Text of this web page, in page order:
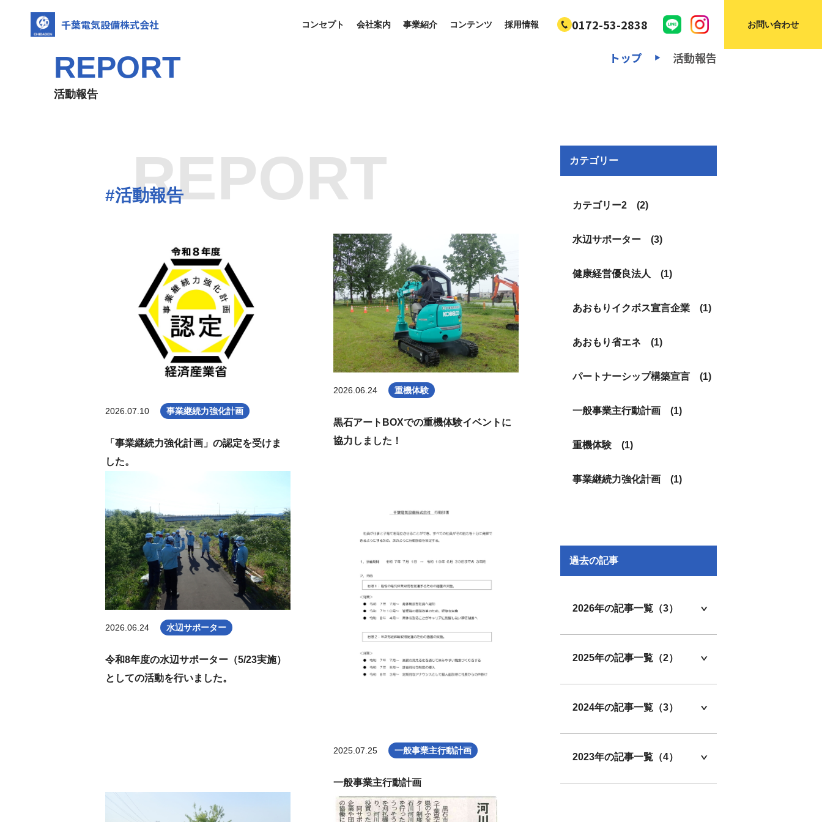
千葉電気設備株式会社 コンセプト 会社案内 事業紹介 コンテンツ 採用情報 0172-53-2838 お問い合わせ
REPORT
活動報告
トップ ▶ 活動報告
REPORT
#活動報告
2026.07.10 事業継続力強化計画
「事業継続力強化計画」の認定を受けま
した。
2026.06.24 重機体験
黒石アートBOXでの重機体験イベントに
協力しました！
2026.06.24 水辺サポーター
令和8年度の水辺サポーター（5/23実施）
としての活動を行いました。
2025.07.25 一般事業主行動計画
一般事業主行動計画
カテゴリー
カテゴリー2 (2)
水辺サポーター (3)
健康経営優良法人 (1)
あおもりイクボス宣言企業 (1)
あおもり省エネ (1)
パートナーシップ構築宣言 (1)
一般事業主行動計画 (1)
重機体験 (1)
事業継続力強化計画 (1)
過去の記事
2026年の記事一覧（3）
2025年の記事一覧（2）
2024年の記事一覧（3）
2023年の記事一覧（4）